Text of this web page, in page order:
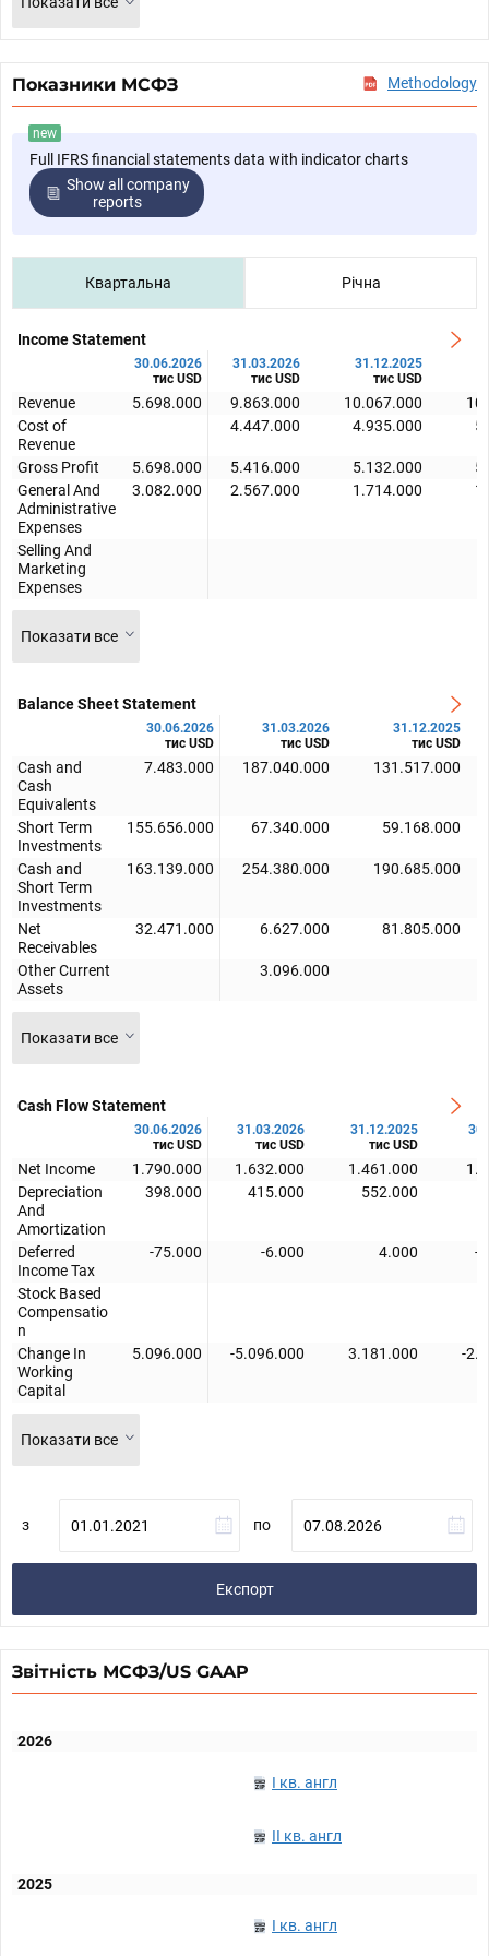
Показники МСФЗ Methodology
new
Full IFRS financial statements data with indicator charts
Show all company
reports
Квартальна Річна
Income Statement
30.06.2026
тис USD
31.03.2026
тис USD
31.12.2025
тис USD
Revenue 5.698.000 9.863.000 10.067.000
Cost of
Revenue
4.447.000 4.935.000
Gross Profit 5.698.000 5.416.000 5.132.000
General And
Administrative
Expenses
3.082.000 2.567.000 1.714.000
Selling And
Marketing
Expenses
Показати все
Balance Sheet Statement
30.06.2026
тис USD
31.03.2026
тис USD
31.12.2025
тис USD
Cash and
Cash
Equivalents
7.483.000 187.040.000 131.517.000
Short Term
Investments
155.656.000 67.340.000 59.168.000
Cash and
Short Term
Investments
163.139.000 254.380.000 190.685.000
Net
Receivables
32.471.000 6.627.000 81.805.000
Other Current
Assets
3.096.000
Показати все
Cash Flow Statement
30.06.2026
тис USD
31.03.2026
тис USD
31.12.2025
тис USD
Net Income 1.790.000 1.632.000 1.461.000
Depreciation
And
Amortization
398.000 415.000 552.000
Deferred
Income Tax
-75.000 -6.000 4.000 -
Stock Based
Compensatio
n
Change In
Working
Capital
5.096.000 -5.096.000 3.181.000 -
Показати все
з по
Експорт
Звітність МСФЗ/US GAAP
2026
I кв. англ
II кв. англ
2025
I кв. англ